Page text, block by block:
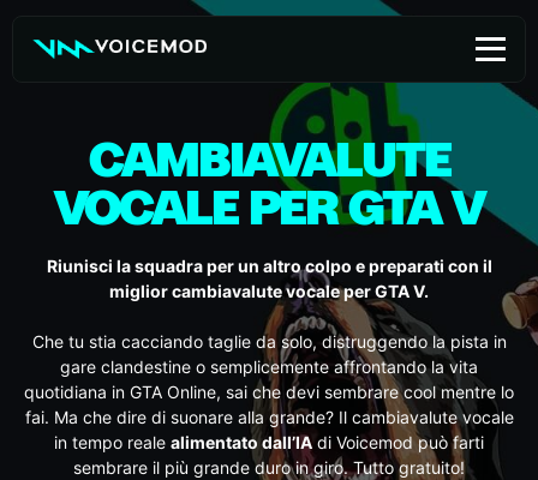
content
CAMBIAVALUTE
VOCALE PER GTA V
Riunisci la squadra per un altro colpo e preparati con il
miglior cambiavalute vocale per GTA V.
Che tu stia cacciando taglie da solo, distruggendo la pista in
gare clandestine o semplicemente affrontando la vita
quotidiana in GTA Online, sai che devi sembrare cool mentre lo
fai. Ma che dire di suonare alla grande? Il cambiavalute vocale
in tempo reale alimentato dall’IA di Voicemod può farti
sembrare il più grande duro in giro. Tutto gratuito!